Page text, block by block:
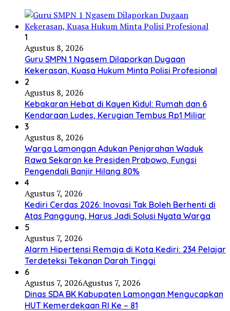
1
Agustus 8, 2026
Guru SMPN 1 Ngasem Dilaporkan Dugaan
Kekerasan, Kuasa Hukum Minta Polisi Profesional
2
Agustus 8, 2026
Kebakaran Hebat di Kayen Kidul: Rumah dan 6
Kendaraan Ludes, Kerugian Tembus Rp1 Miliar
3
Agustus 8, 2026
Warga Lamongan Adukan Penjarahan Waduk
Rawa Sekaran ke Presiden Prabowo, Fungsi
Pengendali Banjir Hilang 80%
4
Agustus 7, 2026
Kediri Cerdas 2026: Inovasi Tak Boleh Berhenti di
Atas Panggung, Harus Jadi Solusi Nyata Warga
5
Agustus 7, 2026
Alarm Hipertensi Remaja di Kota Kediri: 234 Pelajar
Terdeteksi Tekanan Darah Tinggi
6
Agustus 7, 2026Agustus 7, 2026
Dinas SDA BK Kabupaten Lamongan Mengucapkan
HUT Kemerdekaan RI Ke – 81